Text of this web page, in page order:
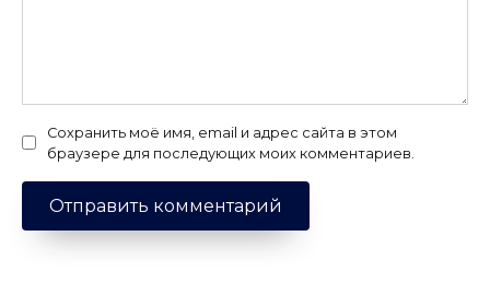
Сохранить моё имя, email и адрес сайта в этом
браузере для последующих моих комментариев.